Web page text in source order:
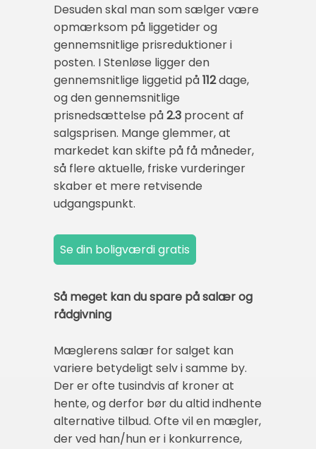
Desuden skal man som sælger være
opmærksom på liggetider og
gennemsnitlige prisreduktioner i
posten. I Stenløse ligger den
gennemsnitlige liggetid på112dage,
og den gennemsnitlige
prisnedsættelse på2.3 procent af
salgsprisen. Mange glemmer, at
markedet kan skifte på få måneder,
så flere aktuelle, friske vurderinger
skaber et mere retvisende
udgangspunkt.
Så meget kan du spare på salær og
rådgivning
Mæglerens salær for salget kan
variere betydeligt selv i samme by.
Der er ofte tusindvis af kroner at
hente, og derfor bør du altid indhente
alternative tilbud. Ofte vil en mægler,
der ved han/hun er i konkurrence,